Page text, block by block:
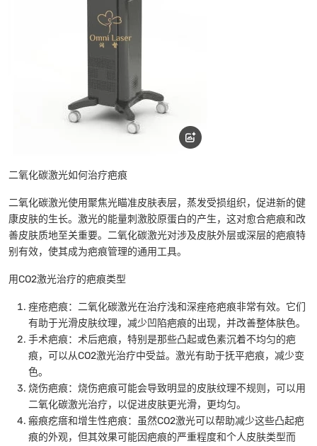
二氧化碳激光如何治疗疤痕
二氧化碳激光使用聚焦光瞄准皮肤表层，蒸发受损组织，促进新的健
康皮肤的生长。激光的能量刺激胶原蛋白的产生，这对愈合疤痕和改
善皮肤质地至关重要。二氧化碳激光对涉及皮肤外层或深层的疤痕特
别有效，使其成为疤痕管理的通用工具。
用CO2激光治疗的疤痕类型
痤疮疤痕：二氧化碳激光在治疗浅和深痤疮疤痕非常有效。它们
有助于光滑皮肤纹理，减少凹陷疤痕的出现，并改善整体肤色。
手术疤痕：术后疤痕，特别是那些凸起或色素沉着不均匀的疤
痕，可以从CO2激光治疗中受益。激光有助于抚平疤痕，减少变
色。
烧伤疤痕：烧伤疤痕可能会导致明显的皮肤纹理不规则，可以用
二氧化碳激光治疗，以促进皮肤更光滑，更均匀。
瘢痕疙瘩和增生性疤痕：虽然CO2激光可以帮助减少这些凸起疤
痕的外观，但其效果可能因疤痕的严重程度和个人皮肤类型而